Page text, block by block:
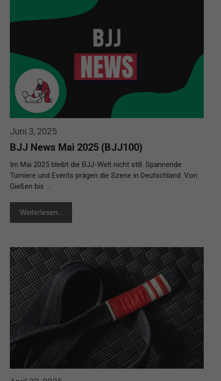
Juni 3, 2025
BJJ News Mai 2025 (BJJ100)
Im Mai 2025 bleibt die BJJ-Welt nicht still. Spannende
Turniere und Events prägen die Szene in Deutschland. Von
Gießen bis …
Weiterlesen…